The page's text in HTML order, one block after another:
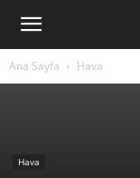
Ana Sayfa Hava
Hava